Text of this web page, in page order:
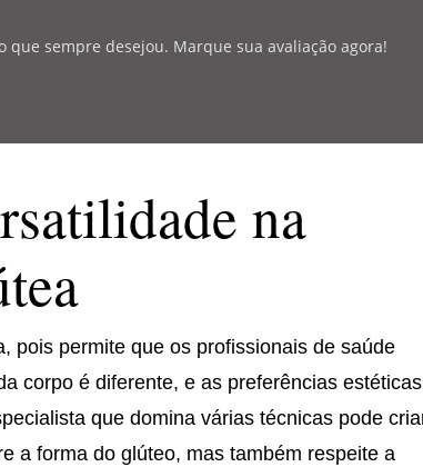
sempre desejou. Marque sua avaliação agora!
na
pois permite que os profissionais de saúde
corpo é diferente, e as preferências estéticas
que domina várias técnicas pode
a forma do glúteo, mas também respeite a